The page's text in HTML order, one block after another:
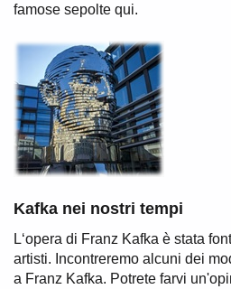
famose sepolte qui.
Kafka nei nostri tempi
L‘opera di Franz Kafka è stata
artisti. Incontreremo alcuni dei
a Franz Kafka. Potrete farvi